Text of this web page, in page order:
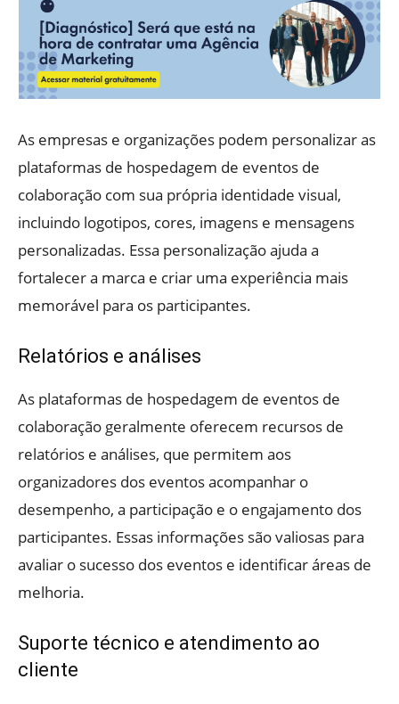
As empresas e organizações podem personalizar as
plataformas de hospedagem de eventos de
colaboração com sua própria identidade visual,
incluindo logotipos, cores, imagens e mensagens
personalizadas. Essa personalização ajuda a
fortalecer a marca e criar uma experiência mais
memorável para os participantes.
Relatórios e análises
As plataformas de hospedagem de eventos de
colaboração geralmente oferecem recursos de
relatórios e análises, que permitem aos
organizadores dos eventos acompanhar o
desempenho, a participação e o engajamento dos
participantes. Essas informações são valiosas para
avaliar o sucesso dos eventos e identificar áreas de
melhoria.
Suporte técnico e atendimento ao
cliente